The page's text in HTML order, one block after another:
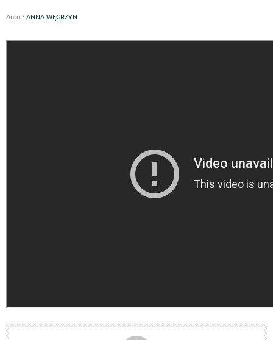
Autor: ANNA WĘGRZYN